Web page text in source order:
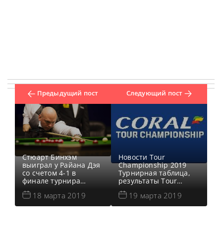
Предыдущий пост
Стюарт Бинхэм
выиграл у Райана Дэя
со счетом 4-1 в
финале турнира
Gibraltar Open 2019,
сообщает World
Snooker. Все новости и
18 марта 2019
Следующий пост
Новости Tour
Championship 2019
Турнирная таблица,
результаты Tour
Championship 2019
Онлайн трансляции
Tour Championship
19 марта 2019